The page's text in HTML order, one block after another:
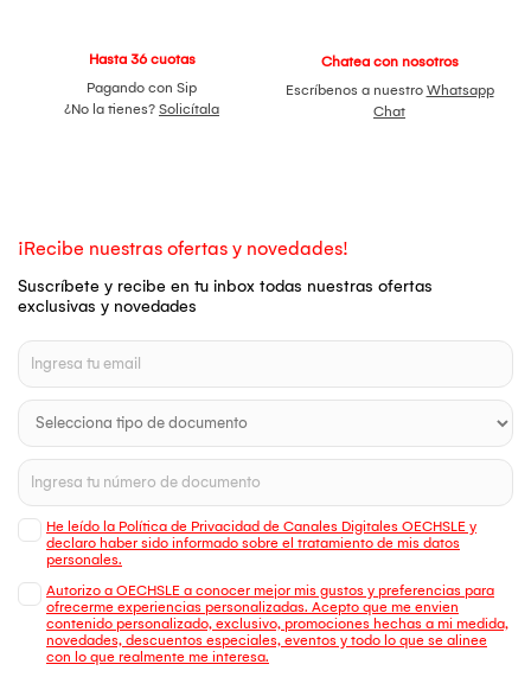
Hasta 36 cuotas
Pagando con Sip
¿No la tienes? Solicítala
Chatea con nosotros
Escríbenos a nuestro Whatsapp
Chat
¡Recibe nuestras ofertas y novedades!
Suscríbete y recibe en tu inbox todas nuestras ofertas
exclusivas y novedades
He leído la Política de Privacidad de Canales Digitales OECHSLE y
declaro haber sido informado sobre el tratamiento de mis datos
personales.
Autorizo a OECHSLE a conocer mejor mis gustos y preferencias para
ofrecerme experiencias personalizadas. Acepto que me envien
contenido personalizado, exclusivo, promociones hechas a mi medida,
novedades, descuentos especiales, eventos y todo lo que se alinee
con lo que realmente me interesa.